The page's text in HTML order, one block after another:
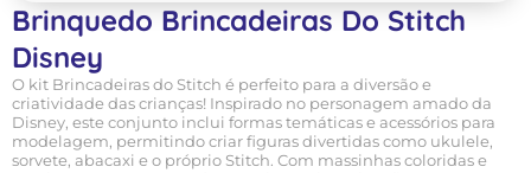
Brinquedo Brincadeiras Do Stitch
Disney
O kit Brincadeiras do Stitch é perfeito para a diversão e
criatividade das crianças! Inspirado no personagem amado da
Disney, este conjunto inclui formas temáticas e acessórios para
modelagem, permitindo criar figuras divertidas como ukulele,
sorvete, abacaxi e o próprio Stitch. Com massinhas coloridas e